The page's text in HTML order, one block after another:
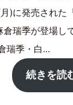
)に発売された
瑞季が登場し
瑞季・白...
続きを読